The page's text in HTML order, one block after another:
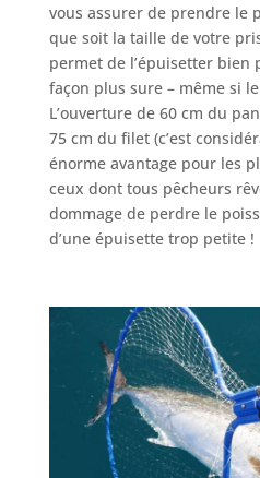
vous assurer de prendre le
que soit la taille de votre
permet de l’épuisetter bien
façon plus sure – même si
L’ouverture de 60 cm du
75 cm du filet (c’est
énorme avantage pour les
ceux dont tous pêcheurs
dommage de perdre le
d’une épuisette trop petite !